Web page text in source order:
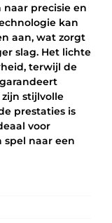
precisie en
kan
aan, wat zorgt
slag. Het lichte
terwijl de
stijlvolle
prestaties is
voor
naar een